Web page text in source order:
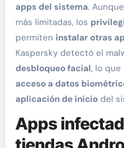
apps del sistema.
más limitadas, los
permiten instalar otras
Kaspersky detectó el
desbloqueo facial, lo
acceso a datos
aplicación de iniciodel
Apps